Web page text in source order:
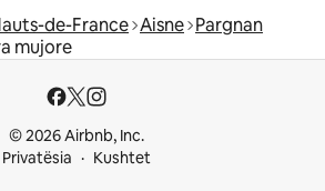
de-France Aisne Pargnan
mujore
© 2026 Airbnb, Inc.
Privatësia
Kushtet